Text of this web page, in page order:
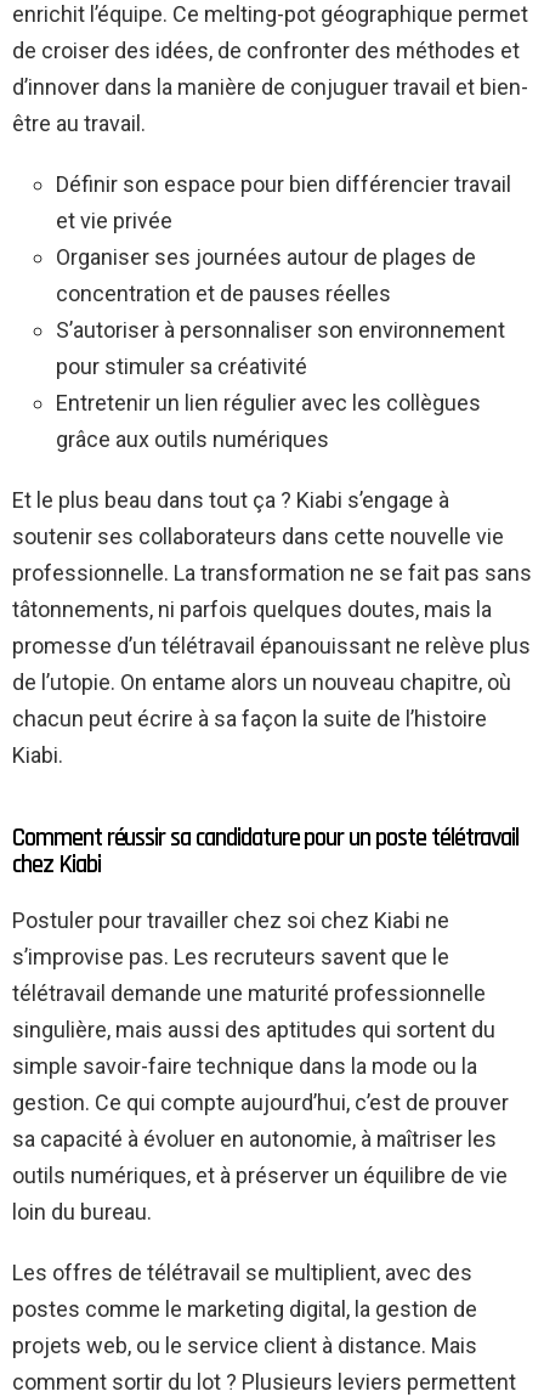
enrichit l’équipe. Ce melting-pot géographique permet
de croiser des idées, de confronter des méthodes et
d’innover dans la manière de conjuguer travail et bien-
être au travail.
Définir son espace pour bien différencier travail
et vie privée
Organiser ses journées autour de plages de
concentration et de pauses réelles
S’autoriser à personnaliser son environnement
pour stimuler sa créativité
Entretenir un lien régulier avec les collègues
grâce aux outils numériques
Et le plus beau dans tout ça ? Kiabi s’engage à
soutenir ses collaborateurs dans cette nouvelle vie
professionnelle. La transformation ne se fait pas sans
tâtonnements, ni parfois quelques doutes, mais la
promesse d’un télétravail épanouissant ne relève plus
de l’utopie. On entame alors un nouveau chapitre, où
chacun peut écrire à sa façon la suite de l’histoire
Kiabi.
Comment réussir sa candidature pour un poste télétravail
chez Kiabi
Postuler pour travailler chez soi chez Kiabi ne
s’improvise pas. Les recruteurs savent que le
télétravail demande une maturité professionnelle
singulière, mais aussi des aptitudes qui sortent du
simple savoir-faire technique dans la mode ou la
gestion. Ce qui compte aujourd’hui, c’est de prouver
sa capacité à évoluer en autonomie, à maîtriser les
outils numériques, et à préserver un équilibre de vie
loin du bureau.
Les offres de télétravail se multiplient, avec des
postes comme le marketing digital, la gestion de
projets web, ou le service client à distance. Mais
comment sortir du lot ? Plusieurs leviers permettent